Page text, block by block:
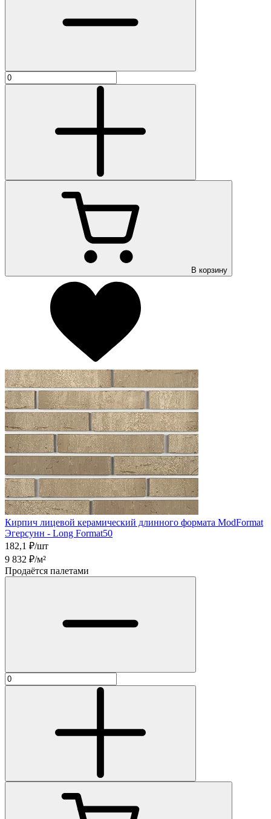
В корзину
Кирпич лицевой керамический длинного формата ModFormat
Эгерсунн - Long Format50
182,1 ₽/шт
9 832 ₽/м²
Продаётся палетами